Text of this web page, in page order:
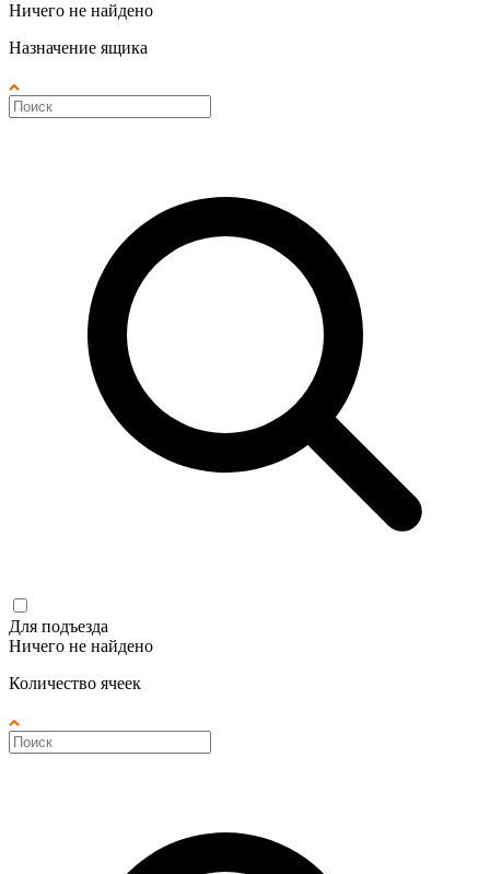
Ничего не найдено
Назначение ящика
Для подъезда
Ничего не найдено
Количество ячеек